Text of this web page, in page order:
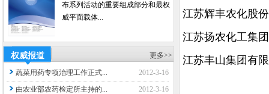
布系列活动的重要组成部分和最权
威平面载体...
权威报道 更多>>
蔬菜用药专项治理工作正式...
2012-3-16
由农业部农药检定所主持的...
2012-3-16
江苏辉丰农化股
江苏扬农化工集
江苏丰山集团有